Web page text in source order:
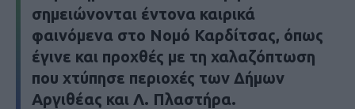
σημειώνονται έντονα καιρικά
φαινόμενα στο Νομό Καρδίτσας, όπως
έγινε και προχθές με τη χαλαζόπτωση
που χτύπησε περιοχές των Δήμων
Αργιθέας και Λ. Πλαστήρα.